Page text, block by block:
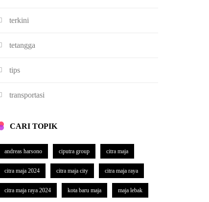
terkini
tetangga
tips
transportasi
CARI TOPIK
andreas harsono ciputra group citra maja
citra maja 2024 citra maja city citra maja raya
citra maja raya 2024 kota baru maja maja lebak